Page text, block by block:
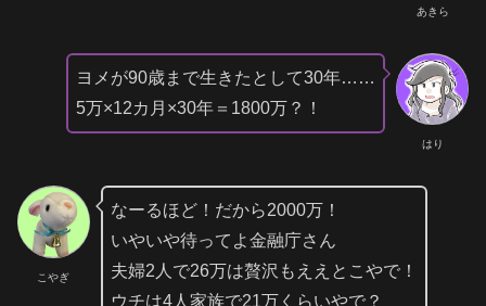
あきら
はり
ヨメが90歳まで生きたとして30年……
5万×12カ月×30年＝1800万？！
こやぎ
なーるほど！だから2000万！
いやいや待ってよ金融庁さん
夫婦2人で26万は贅沢もええとこやで！
ウチは4人家族で21万くらいやで？